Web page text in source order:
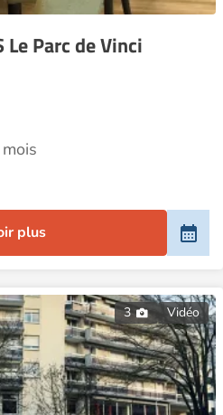
Le Parc de Vinci
plus
3 Vidéo